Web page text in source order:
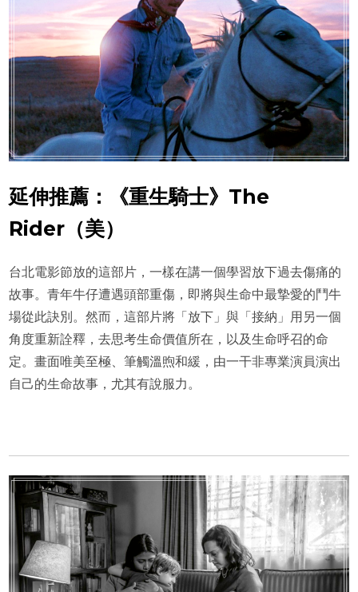
延伸推薦：《重生騎士》The
Rider（美）
台北電影節放的這部片，一樣在講一個學習放下過去傷痛的
故事。青年牛仔遭遇頭部重傷，即將與生命中最摯愛的鬥牛
場從此訣別。然而，這部片將「放下」與「接納」用另一個
角度重新詮釋，去思考生命價值所在，以及生命呼召的命
定。畫面唯美至極、筆觸溫煦和緩，由一干非專業演員演出
自己的生命故事，尤其有說服力。